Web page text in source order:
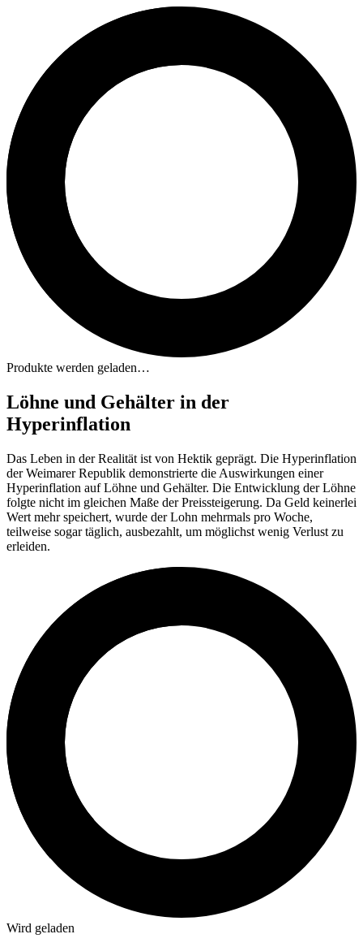
Produkte werden geladen…
Löhne und Gehälter in der
Hyperinflation
Das Leben in der Realität ist von Hektik geprägt. Die Hyperinflation
der Weimarer Republik demonstrierte die Auswirkungen einer
Hyperinflation auf Löhne und Gehälter. Die Entwicklung der Löhne
folgte nicht im gleichen Maße der Preissteigerung. Da Geld keinerlei
Wert mehr speichert, wurde der Lohn mehrmals pro Woche,
teilweise sogar täglich, ausbezahlt, um möglichst wenig Verlust zu
erleiden.
Wird geladen